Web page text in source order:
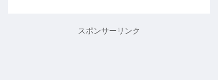
スポンサーリンク